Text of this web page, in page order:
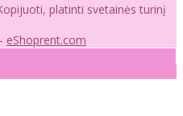
platinti svetainės turinį
- eShoprent.com